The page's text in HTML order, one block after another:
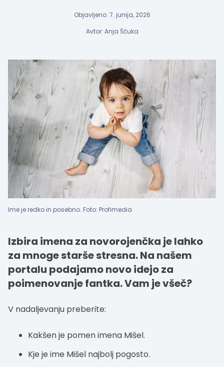
Objavljeno: 7. junija, 2026
Avtor: Anja Ščuka
Ime je redko in posebno. Foto: Profimedia
Izbira imena za novorojenčka je lahko
za mnoge starše stresna. Na našem
portalu podajamo novo idejo za
poimenovanje fantka. Vam je všeč?
V nadaljevanju preberite:
Kakšen je pomen imena Mišel.
Kje je ime Mišel najbolj pogosto.